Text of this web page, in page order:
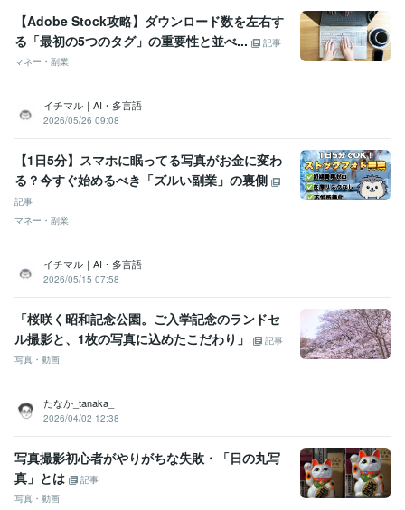
【Adobe Stock攻略】ダウンロード数を左右す
る「最初の5つのタグ」の重要性と並べ...
記事
マネー・副業
イチマル｜AI・多言語
2026/05/26 09:08
【1日5分】スマホに眠ってる写真がお金に変わ
る？今すぐ始めるべき「ズルい副業」の裏側
記事
マネー・副業
イチマル｜AI・多言語
2026/05/15 07:58
「桜咲く昭和記念公園。ご入学記念のランドセ
ル撮影と、1枚の写真に込めたこだわり」
記事
写真・動画
たなか_tanaka_
2026/04/02 12:38
写真撮影初心者がやりがちな失敗・「日の丸写
真」とは
記事
写真・動画